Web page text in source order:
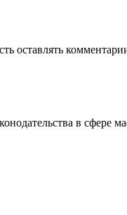
в сфере